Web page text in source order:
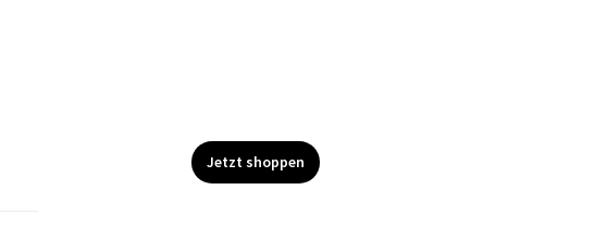
Jetzt shoppen